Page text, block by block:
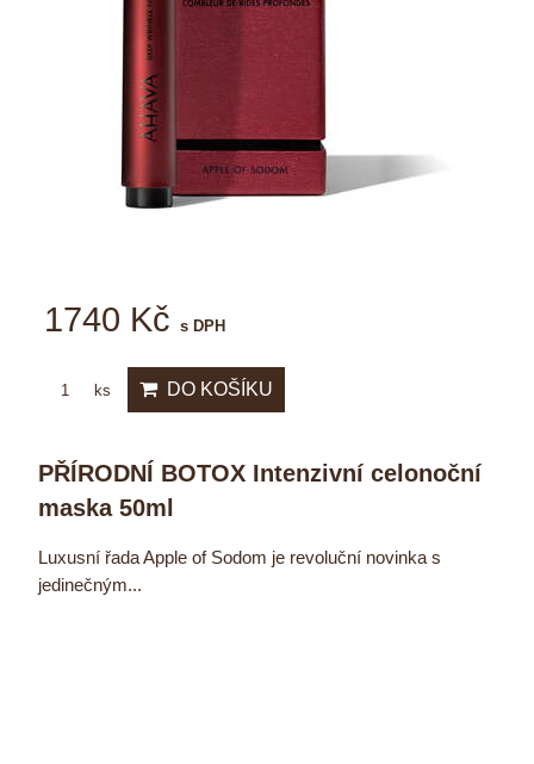
1740 Kč s DPH
ks DO KOŠÍKU
PŘÍRODNÍ BOTOX Intenzivní celonoční
maska 50ml
Luxusní řada Apple of Sodom je revoluční novinka s
jedinečným...